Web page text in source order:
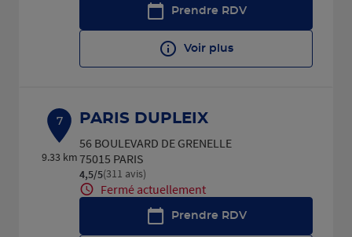
Prendre RDV
Voir plus
7
9.33 km
PARIS DUPLEIX
56 BOULEVARD DE GRENELLE
75015 PARIS
4,5/5Note de 4.5 sur 5
(311 avis)
Fermé actuellement
Prendre RDV